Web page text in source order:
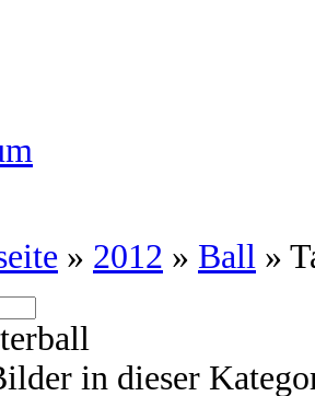
» 2012 » Ball »
in dieser